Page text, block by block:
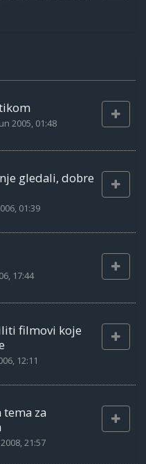
2005, 01:48
gledali, dobre
01:39
17:44
filmovi koje
12:11
tema za
21:57